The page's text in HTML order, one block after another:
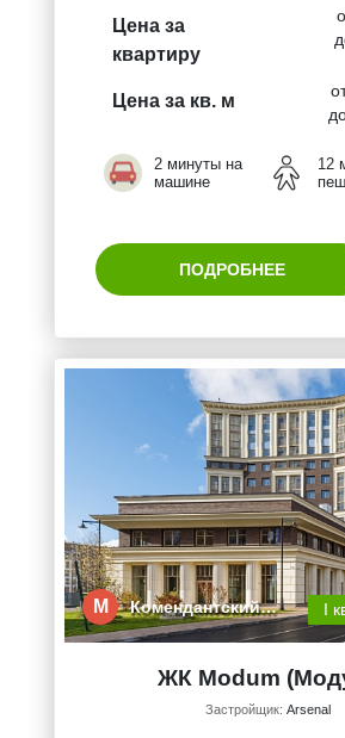
Цена за
квартиру
Цена за кв. м
2 минуты на
машине
12
ПОДРОБНЕЕ
М Комендантский… I
ЖК Modum
Застройщик: Arsenal